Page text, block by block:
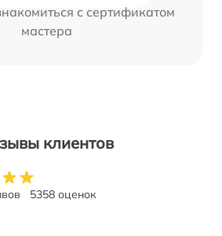
с сертификатом
мастера
клиентов
5358 оценок